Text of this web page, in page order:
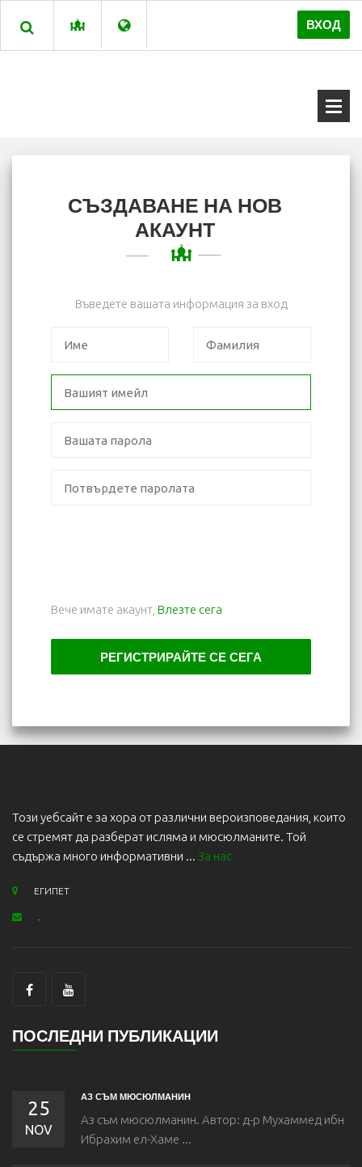
ВХОД
СЪЗДАВАНЕ НА НОВ
АКАУНТ
Въведете вашата информация за вход
Вече имате акаунт, Влезте сега
Този уебсайт е за хора от различни вероизповедания, които
се стремят да разберат исляма и мюсюлманите. Той
съдържа много информативни ... За нас
ЕГИПЕТ
ПОСЛЕДНИ ПУБЛИКАЦИИ
25
NOV
АЗ СЪМ МЮСЮЛМАНИН
Аз съм мюсюлманин. Автор: д-р Мухаммед ибн
Ибрахим eл-Хаме ...